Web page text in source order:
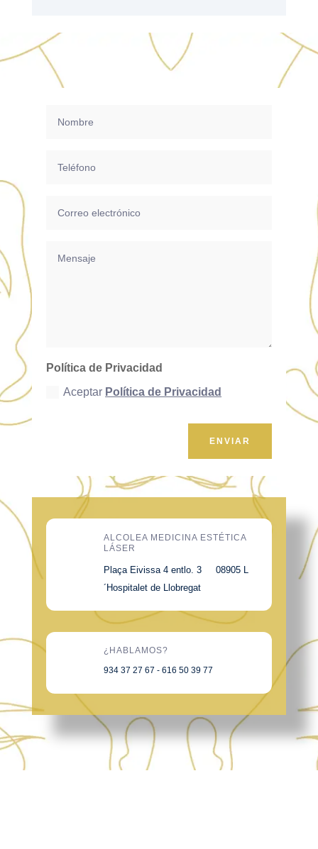
Política de Privacidad
Aceptar Política de Privacidad
ENVIAR
ALCOLEA MEDICINA ESTÉTICA
LÁSER
Plaça Eivissa 4 entlo. 3 08905 L
´Hospitalet de Llobregat
¿HABLAMOS?
934 37 27 67 - 616 50 39 77